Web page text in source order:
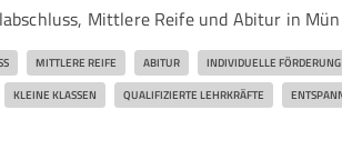
Mittlere Reife und Abitur in Mün
MITTLERE REIFE ABITUR INDIVIDUELLE FÖRDERUNG
KLEINE KLASSEN QUALIFIZIERTE LEHRKRÄFTE